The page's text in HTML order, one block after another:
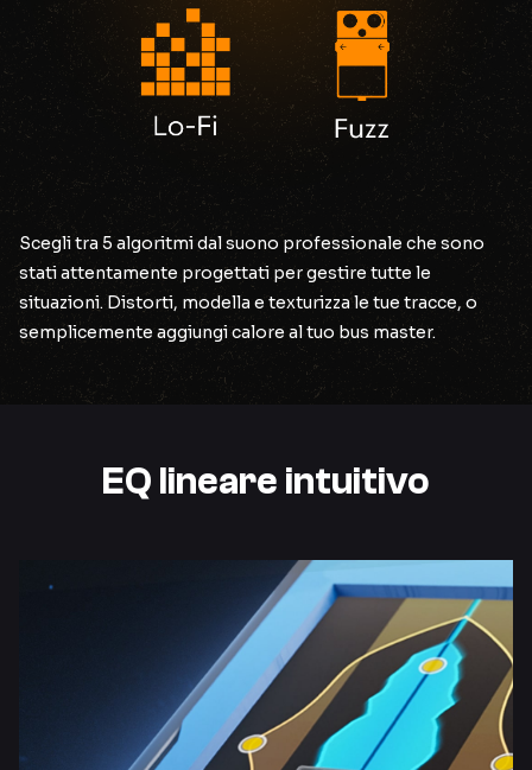
Scegli tra 5 algoritmi dal suono professionale che sono
stati attentamente progettati per gestire tutte le
situazioni. Distorti, modella e texturizza le tue tracce, o
semplicemente aggiungi calore al tuo bus master.
EQ lineare intuitivo